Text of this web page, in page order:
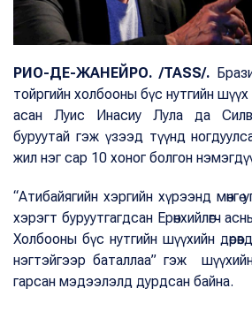
РИО-ДЕ-ЖАНЕЙРО. /TASS/.
тойргийн холбооны бүс нутгийн шүүх
асан Луис Инасиу Лула да
буруутай гэж үзээд түүнд
жил нэг сар 10 хоног болгон
“Атибайягийн хэргийн хүрээнд мөнгө
хэрэгт буруутгагдсан Ерөнхийлөгч
Холбооны бүс нутгийн шүүхийн
нэгтэйгээр баталлаа” гэж
гарсан мэдээлэлд дурдсан байна.